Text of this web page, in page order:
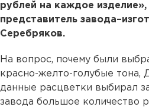
рублей на каждое
представитель
Серебряков.
На вопрос, почему были
красно-желто-голубые тона,
данные расцветки выбирал
завода большое количество